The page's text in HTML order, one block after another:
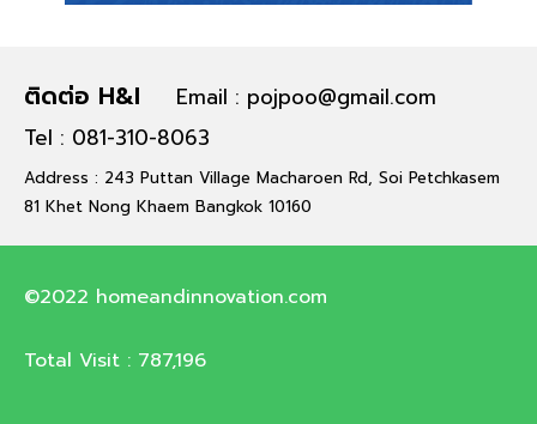
ติดต่อ H&I
Email : pojpoo@gmail.com
Tel : 081-310-8063
Address : 243 Puttan Village Macharoen Rd, Soi Petchkasem
81 Khet Nong Khaem Bangkok 10160
©2022 homeandinnovation.com
Total Visit : 787,196